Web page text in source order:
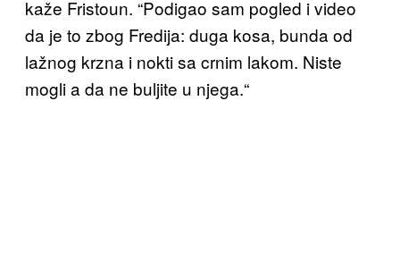
kaže Fristoun. “Podigao sam pogled i video
da je to zbog Fredija: duga kosa, bunda od
lažnog krzna i nokti sa crnim lakom. Niste
mogli a da ne buljite u njega.“